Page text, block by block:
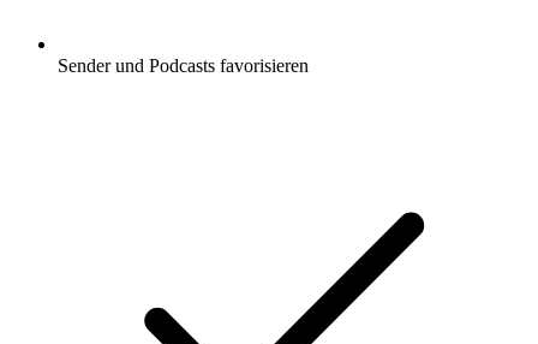
Sender und Podcasts favorisieren